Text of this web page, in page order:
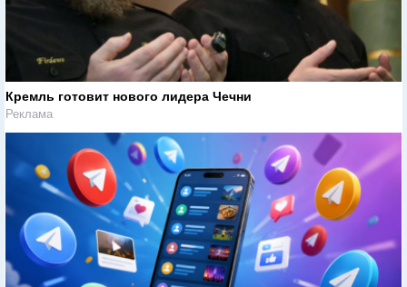
Кремль готовит нового лидера Чечни
Реклама